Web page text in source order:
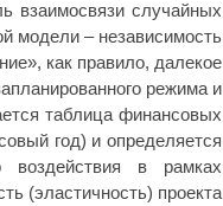
взаимосвязи случайных
модели – независимость
как правило, далекое
режима и
таблица финансовых
год) и определяется
воздействия в рамках
(эластичность) проекта